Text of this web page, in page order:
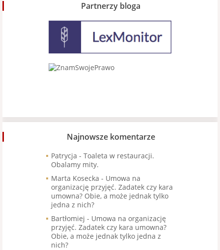
Partnerzy bloga
Najnowsze komentarze
Patrycja - Toaleta w restauracji.
Obalamy mity.
Marta Kosecka - Umowa na
organizację przyjęć. Zadatek czy kara
umowna? Obie, a może jednak tylko
jedna z nich?
Bartłomiej - Umowa na organizację
przyjęć. Zadatek czy kara umowna?
Obie, a może jednak tylko jedna z
nich?